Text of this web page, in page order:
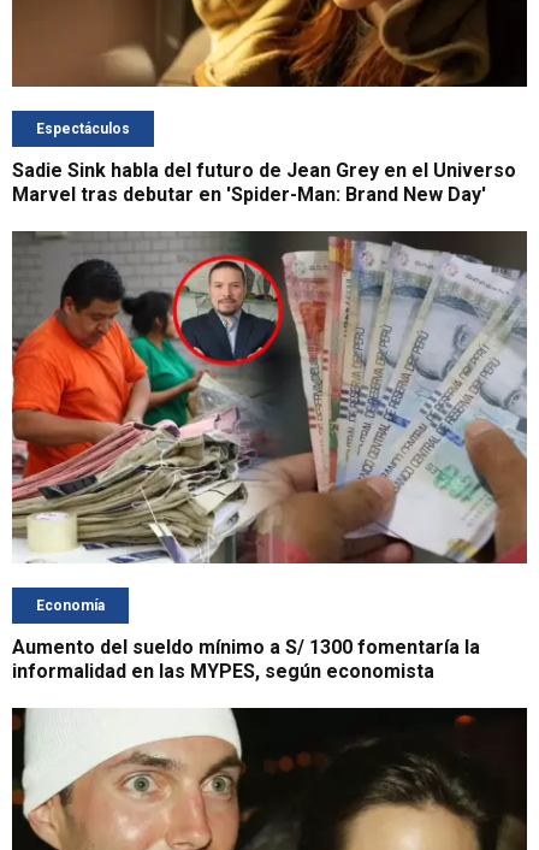
Espectáculos
Sadie Sink habla del futuro de Jean Grey en el Universo
Marvel tras debutar en 'Spider-Man: Brand New Day'
Economía
Aumento del sueldo mínimo a S/ 1300 fomentaría la
informalidad en las MYPES, según economista